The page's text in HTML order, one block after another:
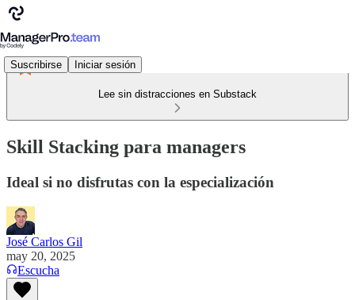
Suscribirse Iniciar sesión
Lee sin distracciones en Substack
Skill Stacking para managers
Ideal si no disfrutas con la especialización
José Carlos Gil
may 20, 2025
Escucha